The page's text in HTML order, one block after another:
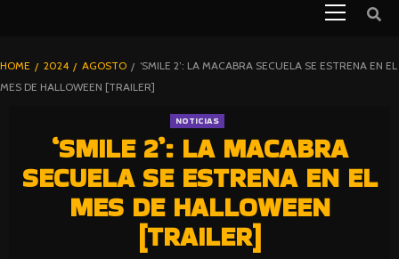
BLOGHORROR
⋆
HOME 2024 AGOSTO
‘SMILE 2’: LA MACABRA SECUELA SE ESTRENA EN EL
MES DE HALLOWEEN [TRAILER]
NOTICIAS
‘SMILE 2’: LA MACABRA
SECUELA SE ESTRENA EN EL
MES DE HALLOWEEN
[TRAILER]